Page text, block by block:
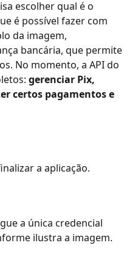
escolher qual é o
é possível fazer com
da imagem,
bancária, que permite
No momento, a API do
gerenciar Pix,
certos pagamentos e
a aplicação.
a única credencial
ilustra a imagem.